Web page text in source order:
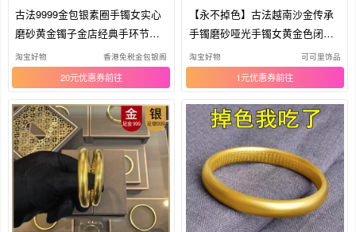
古法9999金包银素圈手镯女实心
磨砂黄金镯子金店经典手环节日
礼物
淘宝好物 香港免税金包银阁
20元优惠券
【永不掉色】古法越南沙金传承
手镯磨砂哑光手镯女黄金色闭口
手环
淘宝好物 可可里饰品
1元优惠券